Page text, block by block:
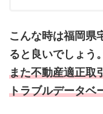
こんな時は福岡県
ると良いでしょう。
また不動産適正取
トラブルデータベ